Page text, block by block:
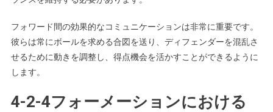
フォワード間の効果的なコミュニケーションは非常に重要です。
彼らは常にボールを求める合図を送り、ディフェンダーを混乱さ
せるために動きを調整し、得点機会を活かすことができるように
します。
4-2-4フォーメーションにおける